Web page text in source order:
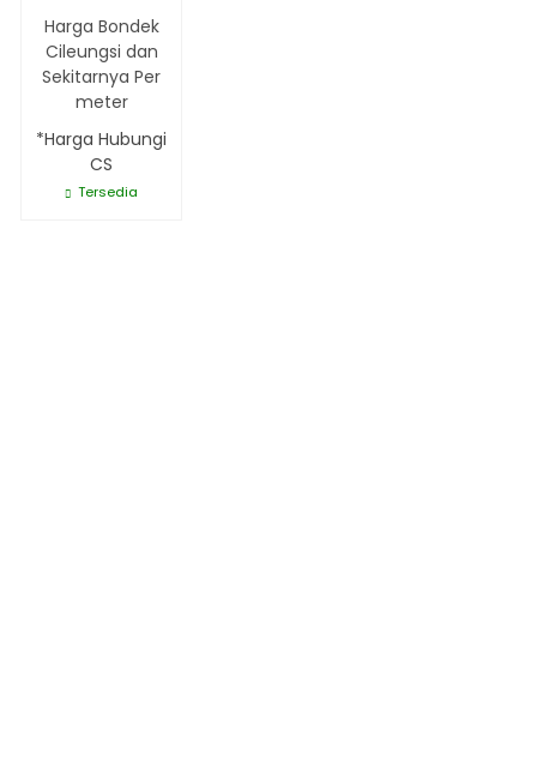
Harga Bondek
Cileungsi dan
Sekitarnya Per
meter
*Harga Hubungi
CS
Tersedia